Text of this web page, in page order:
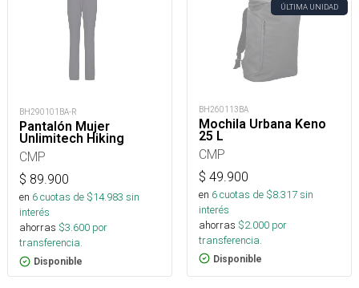
BH290101BA-R
Pantalón Mujer
Unlimitech Hiking
CMP
$ 89.900
en 6cuotas de $14.983 sin
interés
ahorras $3.600 por
transferencia.
Disponible
ÚLTIMA UNIDAD
BH260113BA
Mochila Urbana Keno
25 L
CMP
$ 49.900
en 6cuotas de $8.317sin
interés
ahorras $2.000 por
transferencia.
Disponible